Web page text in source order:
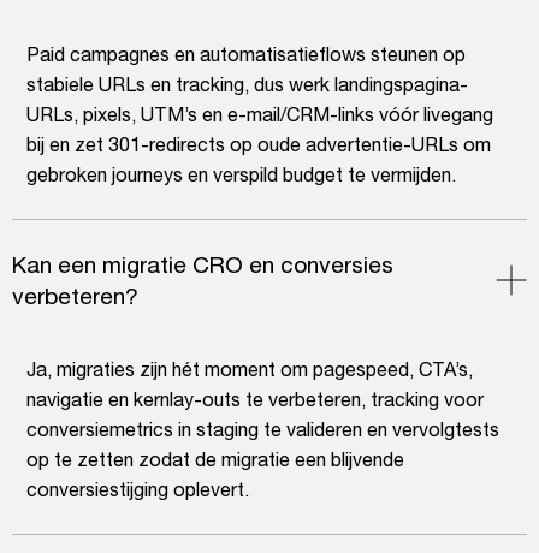
Paid campagnes en automatisatieflows steunen op
stabiele URLs en tracking, dus werk landingspagina-
URLs, pixels, UTM’s en e-mail/CRM-links vóór livegang
bij en zet 301-redirects op oude advertentie-URLs om
gebroken journeys en verspild budget te vermijden.
Kan een migratie CRO en conversies
verbeteren?
Ja, migraties zijn hét moment om pagespeed, CTA’s,
navigatie en kernlay-outs te verbeteren, tracking voor
conversiemetrics in staging te valideren en vervolgtests
op te zetten zodat de migratie een blijvende
conversiestijging oplevert.